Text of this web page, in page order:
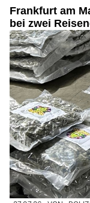
Frankfurt am
bei zwei